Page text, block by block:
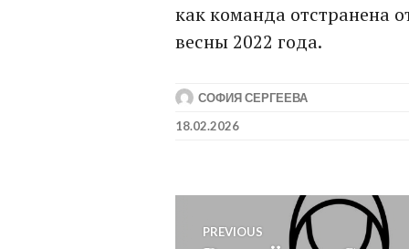
как команда отстранена
весны 2022 года.
СОФИЯ СЕРГЕЕВА
18.02.2026
Post
PREVIOUS